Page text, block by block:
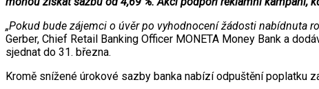
„Pokud bude zájemci o úvěr po vyhodnocení žádosti nabídnuta
Gerber, Chief Retail Banking Officer MONETA Money Bank a
sjednat do 31. března.
Kromě snížené úrokové sazby banka nabízí odpuštění poplatku